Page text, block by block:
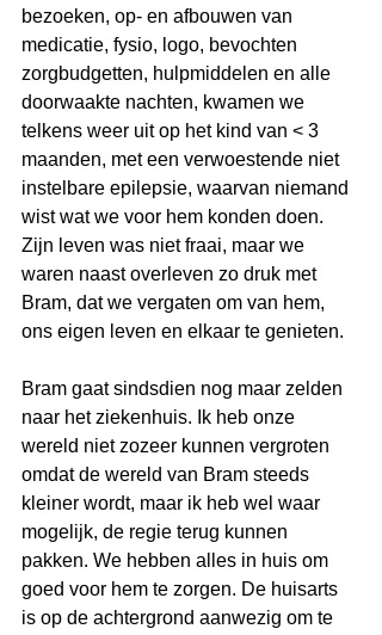
bezoeken, op- en afbouwen van
medicatie, fysio, logo, bevochten
zorgbudgetten, hulpmiddelen en alle
doorwaakte nachten, kwamen we
telkens weer uit op het kind van < 3
maanden, met een verwoestende niet
instelbare epilepsie, waarvan niemand
wist wat we voor hem konden doen.
Zijn leven was niet fraai, maar we
waren naast overleven zo druk met
Bram, dat we vergaten om van hem,
ons eigen leven en elkaar te genieten.
Bram gaat sindsdien nog maar zelden
naar het ziekenhuis. Ik heb onze
wereld niet zozeer kunnen vergroten
omdat de wereld van Bram steeds
kleiner wordt, maar ik heb wel waar
mogelijk, de regie terug kunnen
pakken. We hebben alles in huis om
goed voor hem te zorgen. De huisarts
is op de achtergrond aanwezig om te